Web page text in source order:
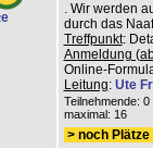
e
. Wir werden
durch das
Treffpunkt:
Anmeldung
Online-
Leitung: Ute
Teilnehmende:
maximal: 16
> noch